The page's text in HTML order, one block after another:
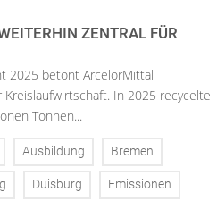
ZENTRAL FÜR
2025 betont ArcelorMittal
In 2025 recycelte
Tonnen...
Ausbildung Bremen
Duisburg Emissionen